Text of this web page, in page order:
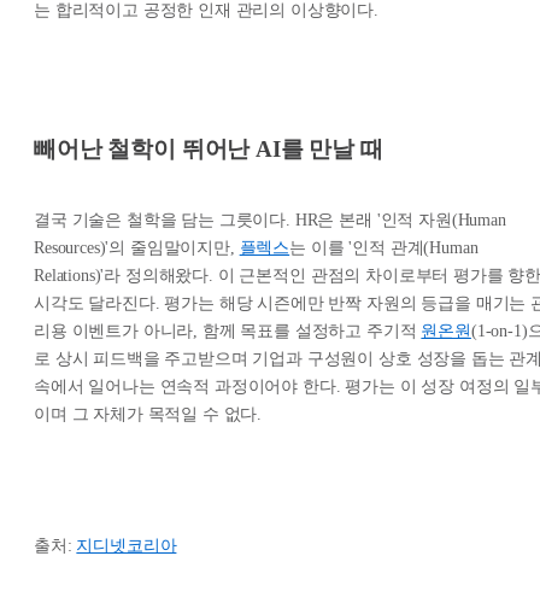
는 합리적이고 공정한 인재 관리의 이상향이다.
빼어난 철학이 뛰어난 AI를 만날 때
결국 기술은 철학을 담는 그릇이다. HR은 본래 '인적 자원(Human
Resources)'의 줄임말이지만, 플렉스는 이를 '인적 관계(Human
Relations)'라 정의해왔다. 이 근본적인 관점의 차이로부터 평가를 향
시각도 달라진다. 평가는 해당 시즌에만 반짝 자원의 등급을 매기는
리용 이벤트가 아니라, 함께 목표를 설정하고 주기적 원온원(1-on-1)
로 상시 피드백을 주고받으며 기업과 구성원이 상호 성장을 돕는 관
속에서 일어나는 연속적 과정이어야 한다. 평가는 이 성장 여정의 일
이며 그 자체가 목적일 수 없다.
출처: 지디넷코리아